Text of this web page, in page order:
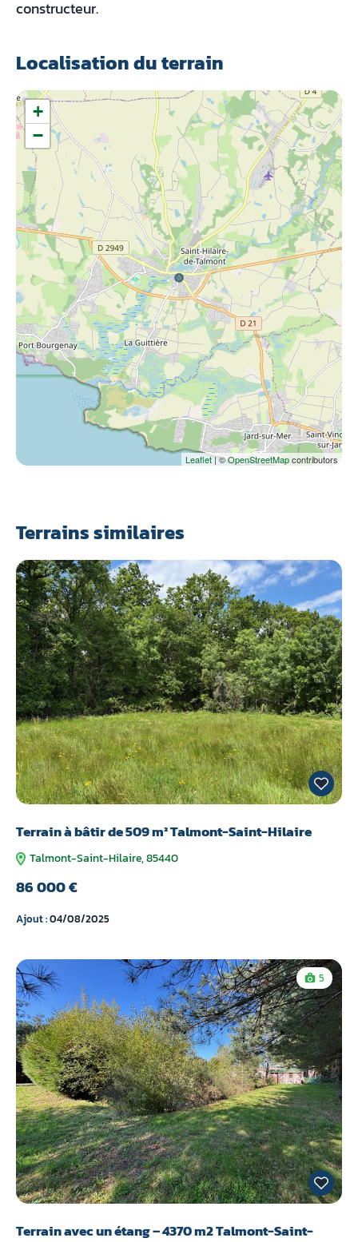
constructeur.
Localisation du terrain
+
−
Leaflet| ©OpenStreetMapcontributors
Terrains similaires
Terrain à bâtir de 509 m² Talmont-Saint-Hilaire
Talmont-Saint-Hilaire, 85440
86 000 €
Ajout :04/08/2025
5
Terrain avec un étang – 4370 m2 Talmont-Saint-